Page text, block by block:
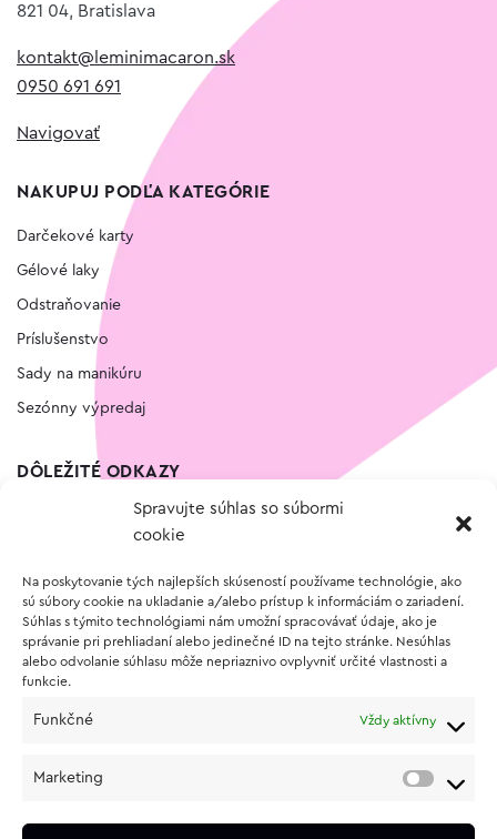
Spravujte súhlas so súbormi
cookie
Na poskytovanie tých najlepších skúseností používame technológie, ako
sú súbory cookie na ukladanie a/alebo prístup k informáciám o zariadení.
Súhlas s týmito technológiami nám umožní spracovávať údaje, ako je
správanie pri prehliadaní alebo jedinečné ID na tejto stránke. Nesúhlas
alebo odvolanie súhlasu môže nepriaznivo ovplyvniť určité vlastnosti a
funkcie.
Funkčné Vždy aktívny
Marketing
821 04, Bratislava
kontakt@leminimacaron.sk
0950 691 691
Navigovať
NAKUPUJ PODĽA KATEGÓRIE
Darčekové karty
Gélové laky
Odstraňovanie
Príslušenstvo
Sady na manikúru
Sezónny výpredaj
DÔLEŽITÉ ODKAZY
Vernostný program
O NÁKUPE
Vrátenie a reklamácia tovaru